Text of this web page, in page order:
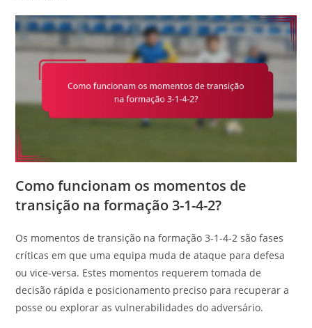
Como funcionam os momentos de
transição na formação 3-1-4-2?
Os momentos de transição na formação 3-1-4-2 são fases
críticas em que uma equipa muda de ataque para defesa
ou vice-versa. Estes momentos requerem tomada de
decisão rápida e posicionamento preciso para recuperar a
posse ou explorar as vulnerabilidades do adversário.